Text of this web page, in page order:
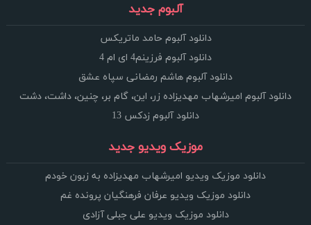
آلبوم جدید
دانلود آلبوم حامد ماتریکس
دانلود آلبوم فرزینم4 ای ام 4
دانلود آلبوم هاشم رمضانی سپاه عشق
دانلود آلبوم امیرشهاب مهدیزاده زر، این، گام بر، چنین، داشت، دشت
دانلود آلبوم زدکس 13
موزیک ویدیو جدید
دانلود موزیک ویدیو امیرشهاب مهدیزاده به زبون خودم
دانلود موزیک ویدیو عرفان فرهنگیان پرونده غم
دانلود موزیک ویدیو علی جبلی آزادی